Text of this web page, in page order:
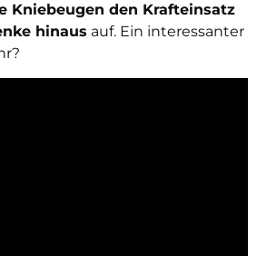
Kniebeugen den Krafteinsatz
hinaus auf. Ein interessanter